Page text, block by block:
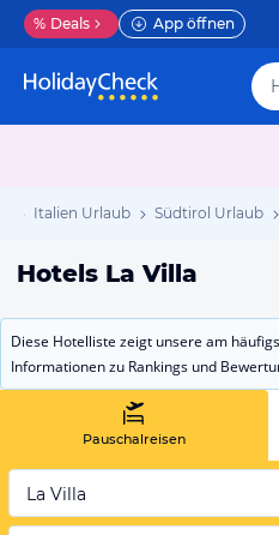
% Deals App öffnen
Italien Urlaub Südtirol Urlaub
Hotels La Villa
Diese Hotelliste zeigt unsere am
Informationen zu Rankings und
Pauschalreisen
La Villa